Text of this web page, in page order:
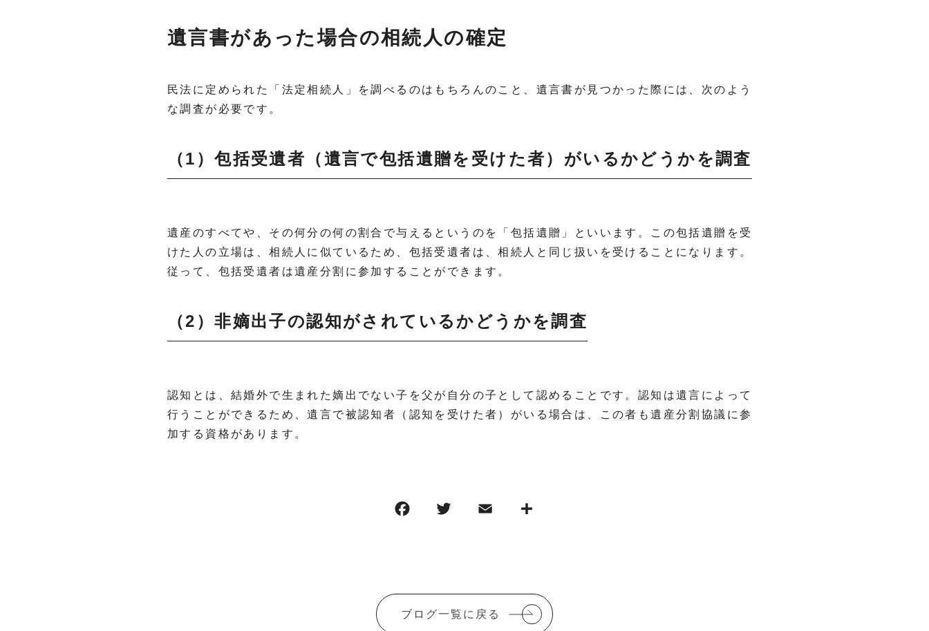
遺言書があった場合の相続人の確定
民法に定められた「法定相続人」を調べるのはもちろんのこと、遺言書が見つかった際には、次のよう
な調査が必要です。
（1）包括受遺者（遺言で包括遺贈を受けた者）がいるかどうかを調査
遺産のすべてや、その何分の何の割合で与えるというのを「包括遺贈」といいます。この包括遺贈を受
けた人の立場は、相続人に似ているため、包括受遺者は、相続人と同じ扱いを受けることになります。
従って、包括受遺者は遺産分割に参加することができます。
（2）非嫡出子の認知がされているかどうかを調査
認知とは、結婚外で生まれた嫡出でない子を父が自分の子として認めることです。認知は遺言によって
行うことができるため、遺言で被認知者（認知を受けた者）がいる場合は、この者も遺産分割協議に参
加する資格があります。
ブログ一覧に戻る